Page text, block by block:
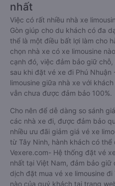
nhất
Việc có rất nhiều nhà xe
Gòn giúp cho du khách có đa
thể là một điều bất lợi làm cho
chọn nhà xe có xe limousine
cạnh đó, việc đảm bảo giữ
sau khi đặt vé xe đi Phú Nhuận
limousine giữa nhà xe với
vẫn chưa được đảm bảo 100%.
Cho nên để dễ dàng so sánh
các nhà xe đi, được đảm bảo
nhiều ưu đãi giảm giá vé xe
từ Tây Ninh, hành khách có thể
Vexere.com- Hệ thống đặt vé
nhất tại Việt Nam, đảm bảo
dịch đặt mua vé xe limousine đi
nào của quý khách tại trang